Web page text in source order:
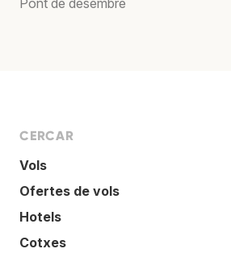
CERCAR
Vols
Ofertes de vols
Hotels
Cotxes